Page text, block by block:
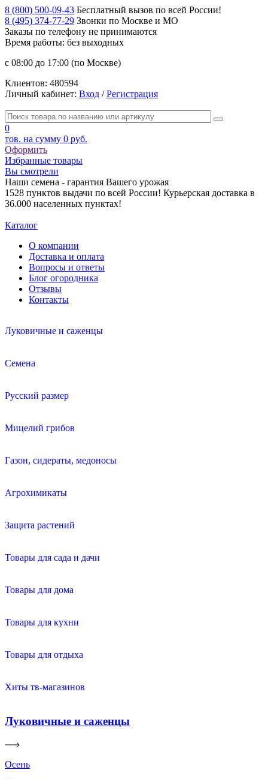
8 (800) 500-09-43 Бесплатный вызов по всей России!
8 (495) 374-77-29 Звонки по Москве и МО
Заказы по телефону не принимаются
Время работы: без выходных
с 08:00 до 17:00 (по Москве)
Клиентов: 480594
Личный кабинет: Вход /Регистрация
0
тов. на сумму 0 руб.
Оформить
Избранные товары
Вы смотрели
Наши семена - гарантия Вашего урожая
1528 пунктов выдачи по всей России! Курьерская доставка в
36.000 населенных пунктах!
Каталог
О компании
Доставка и оплата
Вопросы и ответы
Блог огородника
Отзывы
Контакты
Луковичные и саженцы
Семена
Русский размер
Мицелий грибов
Газон, сидераты, медоносы
Агрохимикаты
Защита растений
Товары для сада и дачи
Товары для дома
Товары для кухни
Товары для отдыха
Хиты тв-магазинов
Луковичные и саженцы
Осень